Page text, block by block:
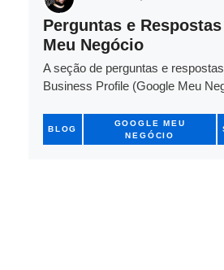
Perguntas e
Meu Negócio
A seção de perguntas e
Business Profile (Google Meu
BLOG
GOOGLE MEU
NEGÓCIO